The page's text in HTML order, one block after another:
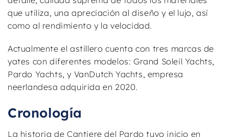
que utiliza, una apreciación al diseño y el lujo, así
como al rendimiento y la velocidad.
Actualmente el astillero cuenta con tres marcas de
yates con diferentes modelos: Grand Soleil Yachts,
Pardo Yachts, y VanDutch Yachts, empresa
neerlandesa adquirida en 2020.
Cronología
La historia de Cantiere del Pardo tuvo inicio en